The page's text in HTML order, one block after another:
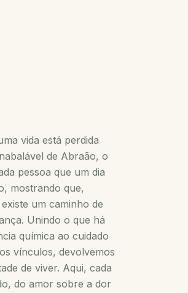
vida está perdida
de Abraão, o
pessoa que um dia
mostrando que,
um caminho de
Unindo o que há
química ao cuidado
vínculos, devolvemos
de viver. Aqui, cada
do amor sobre a dor